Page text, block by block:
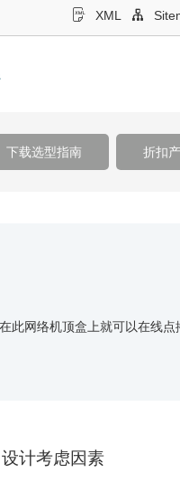
XML
下载选型指南 折扣
此网络机顶盒上就可以在线点
设计考虑因素